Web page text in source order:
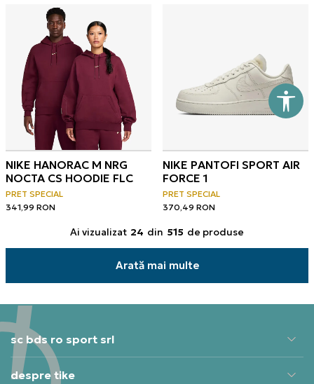
NIKE HANORAC M NRG
NOCTA CS HOODIE FLC
PRET SPECIAL
341,99 RON
NIKE PANTOFI SPORT AIR
FORCE 1
PRET SPECIAL
370,49 RON
Ai vizualizat 24 din 515 de produse
Arată mai multe
sc bds ro sport srl
despre tike